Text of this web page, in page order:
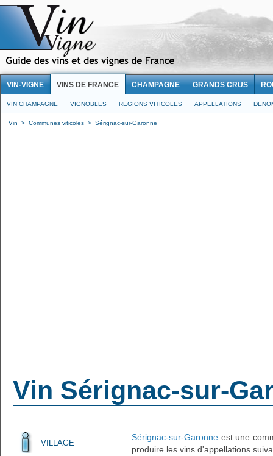
VIN-VIGNE VINS DE FRANCE CHAMPAGNE GRANDS CRUS
VIN CHAMPAGNE VIGNOBLES REGIONS VITICOLES APPELLATIONS
Vin > Communes viticoles > Sérignac-sur-Garonne
Vin Sérignac-sur-
VILLAGE
Sérignac-sur-Garonne est une
produire les vins d'appellations